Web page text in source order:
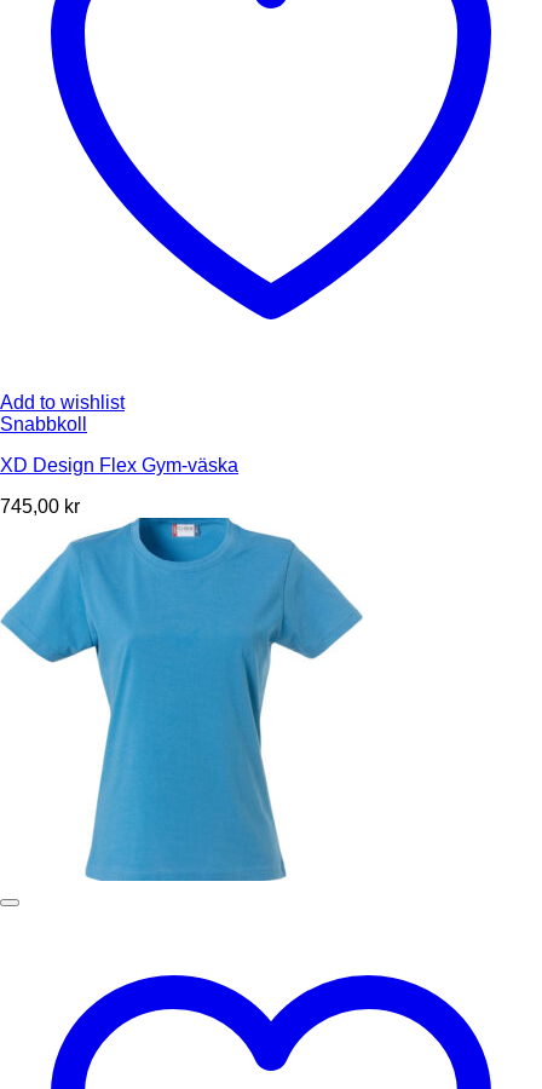
Add to wishlist
Snabbkoll
XD Design Flex Gym-väska
745,00 kr